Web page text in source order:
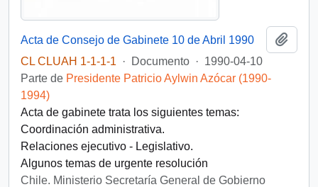
Acta de Consejo de Gabinete 10 de Abril 1990
CL CLUAH 1-1-1-1
· Documento · 1990-04-10
Parte de Presidente Patricio Aylwin Azócar (1990-
1994)
Acta de gabinete trata los siguientes temas:
Coordinación administrativa.
Relaciones ejecutivo - Legislativo.
Algunos temas de urgente resolución
Chile. Ministerio Secretaría General de Gobierno